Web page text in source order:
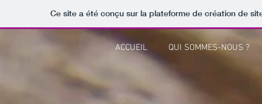
Ce site a été conçu sur la plateforme de création de
ACCUEIL QUI SOMMES-NOUS ?